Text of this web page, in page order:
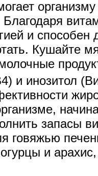
и способен
Кушайте
и инозитол
запасы
говяжью
и